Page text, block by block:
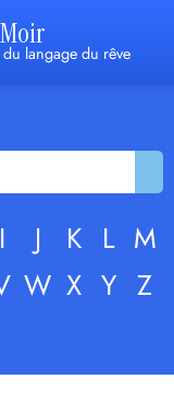
langage du rêve
I J K L M
W X Y Z